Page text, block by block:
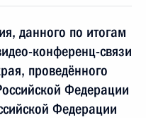
данного по итогам
конференц-связи
проведённого
Федерации
Федерации